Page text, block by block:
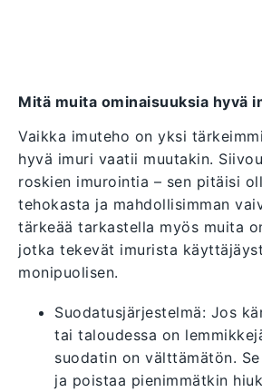
Mitä muita ominaisuuksia hyvä
Vaikka imuteho on yksi
hyvä imuri vaatii muutakin.
roskien imurointia – sen pitäisi
tehokasta ja mahdollisimman
tärkeää tarkastella myös muita
jotka tekevät imurista
monipuolisen.
Suodatusjärjestelmä: Jos
tai taloudessa on
suodatin on välttämätön.
ja poistaa pienimmätkin